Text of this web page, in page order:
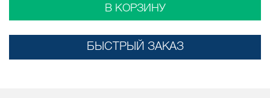
В КОРЗИНУ
БЫСТРЫЙ ЗАКАЗ